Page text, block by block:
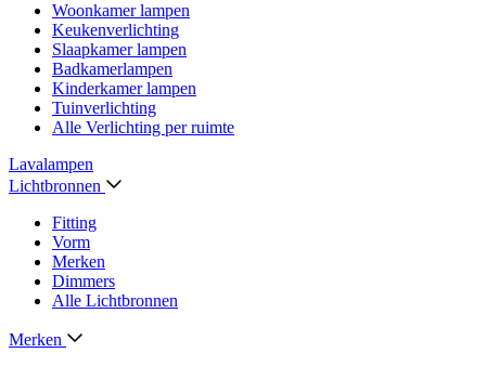
Woonkamer lampen
Keukenverlichting
Slaapkamer lampen
Badkamerlampen
Kinderkamer lampen
Tuinverlichting
Alle Verlichting per ruimte
Lavalampen
Lichtbronnen
Fitting
Vorm
Merken
Dimmers
Alle Lichtbronnen
Merken